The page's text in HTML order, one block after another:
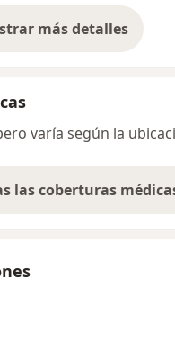
más detalles
sobre la dirección
varía según la
las coberturas